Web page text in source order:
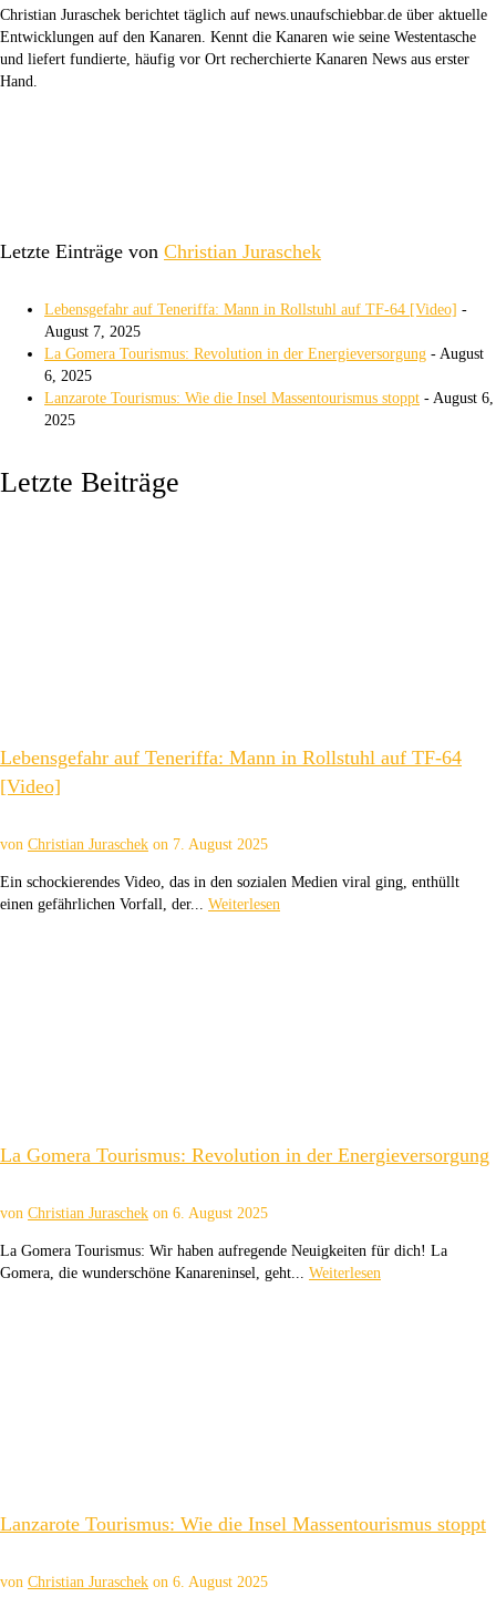
Christian Juraschek berichtet täglich auf news.unaufschiebbar.de über aktuelle
Entwicklungen auf den Kanaren. Kennt die Kanaren wie seine Westentasche
und liefert fundierte, häufig vor Ort recherchierte Kanaren News aus erster
Hand.
Letzte Einträge von Christian Juraschek
Lebensgefahr auf Teneriffa: Mann in Rollstuhl auf TF-64 [Video] -
August 7, 2025
La Gomera Tourismus: Revolution in der Energieversorgung - August
6, 2025
Lanzarote Tourismus: Wie die Insel Massentourismus stoppt - August 6,
2025
Letzte Beiträge
Lebensgefahr auf Teneriffa: Mann in Rollstuhl auf TF-64
[Video]
von Christian Juraschek on 7. August 2025
Ein schockierendes Video, das in den sozialen Medien viral ging, enthüllt
einen gefährlichen Vorfall, der... Weiterlesen
La Gomera Tourismus: Revolution in der Energieversorgung
von Christian Juraschek on 6. August 2025
La Gomera Tourismus: Wir haben aufregende Neuigkeiten für dich! La
Gomera, die wunderschöne Kanareninsel, geht... Weiterlesen
Lanzarote Tourismus: Wie die Insel Massentourismus stoppt
von Christian Juraschek on 6. August 2025